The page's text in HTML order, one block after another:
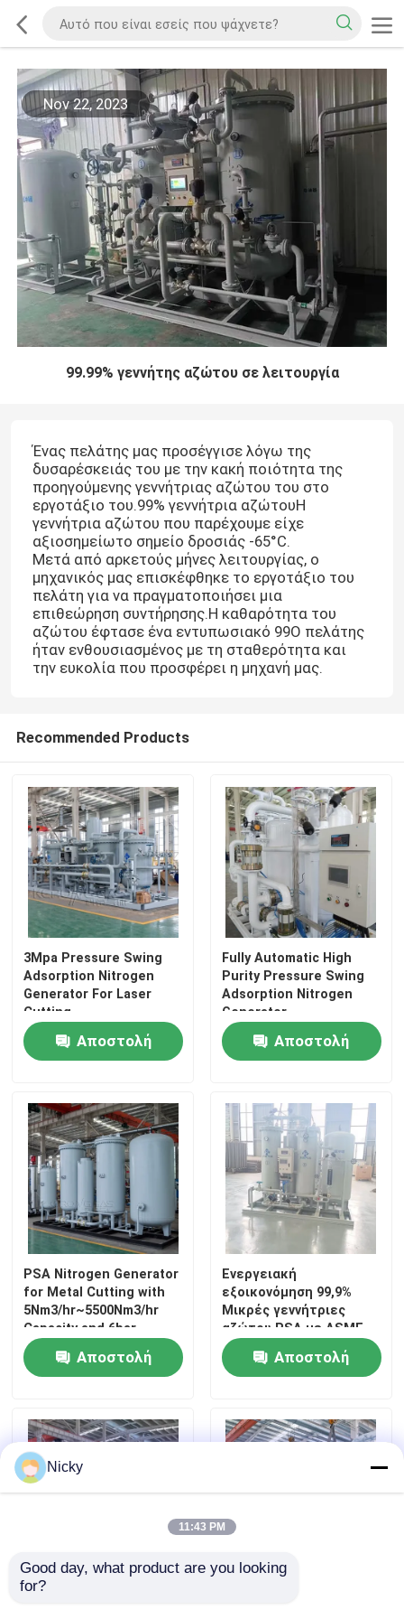
Nov 22, 2023
99.99% γεννήτης αζώτου σε λειτουργία
Ένας πελάτης μας προσέγγισε λόγω της
δυσαρέσκειάς του με την κακή ποιότητα της
προηγούμενης γεννήτριας αζώτου του στο
εργοτάξιο του.99% γεννήτρια αζώτουΗ
γεννήτρια αζώτου που παρέχουμε είχε
αξιοσημείωτο σημείο δροσιάς -65°C.
Μετά από αρκετούς μήνες λειτουργίας, ο
μηχανικός μας επισκέφθηκε το εργοτάξιο του
πελάτη για να πραγματοποιήσει μια
επιθεώρηση συντήρησης.Η καθαρότητα του
αζώτου έφτασε ένα εντυπωσιακό 99Ο πελάτης
ήταν ενθουσιασμένος με τη σταθερότητα και
την ευκολία που προσφέρει η μηχανή μας.
Recommended Products
3Mpa Pressure Swing
Adsorption Nitrogen
Generator For Laser
Cutting
Αποστολή
Fully Automatic High
Purity Pressure Swing
Adsorption Nitrogen
Generator
Αποστολή
PSA Nitrogen Generator
for Metal Cutting with
5Nm3/hr~5500Nm3/hr
Capacity and 6bar
Adjustable Pressure
Αποστολή
Ενεργειακή
εξοικονόμηση 99,9%
Μικρές γεννήτριες
αζώτου PSA με ASME
Αποστολή
99Σύστημα ανάκτησης
Nicky
11:43 PM
Good day, what product are you looking
for?